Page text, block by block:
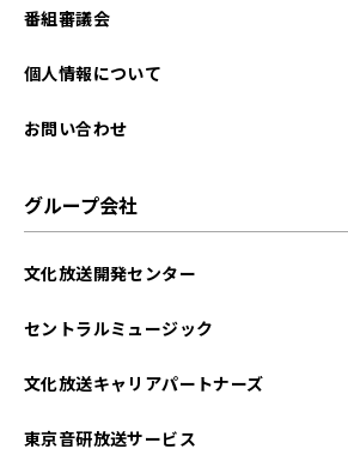
番組審議会
個人情報について
お問い合わせ
グループ会社
文化放送開発センター
セントラルミュージック
文化放送キャリアパートナーズ
東京音研放送サービス